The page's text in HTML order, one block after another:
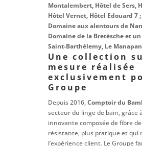
Montalembert, Hôtel de Sers,
Hôtel Vernet, Hôtel Edouard 7
Domaine aux alentours de
Domaine de la Bretèsche et un
Saint-Barthélemy, Le
Une collection
mesure réalisée
exclusivement
Groupe
Depuis 2016,Comptoir du
secteur du linge de bain, grâce
innovante composée de fibre
résistante, plus pratique et qui
l’expérience client. Le Groupe